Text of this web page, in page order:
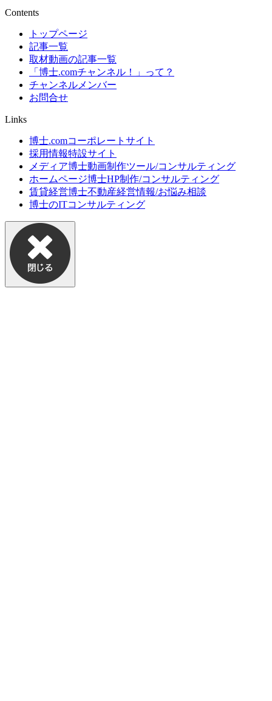
Contents
トップページ
記事一覧
取材動画の記事一覧
「博士.comチャンネル！」って？
チャンネルメンバー
お問合せ
Links
博士.comコーポレートサイト
採用情報特設サイト
メディア博士動画制作ツール/コンサルティング
ホームページ博士HP制作/コンサルティング
賃貸経営博士不動産経営情報/お悩み相談
博士のITコンサルティング